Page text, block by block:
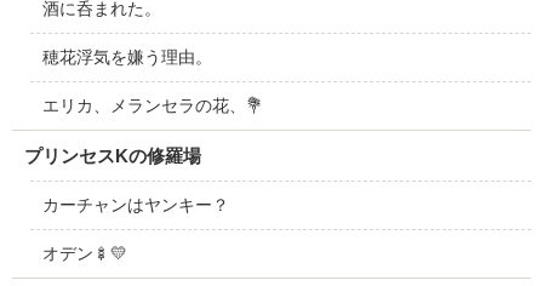
酒に呑まれた。
穂花浮気を嫌う理由。
エリカ、メランセラの花、💐
プリンセスKの修羅場
カーチャンはヤンキー？
オデン🍢💛